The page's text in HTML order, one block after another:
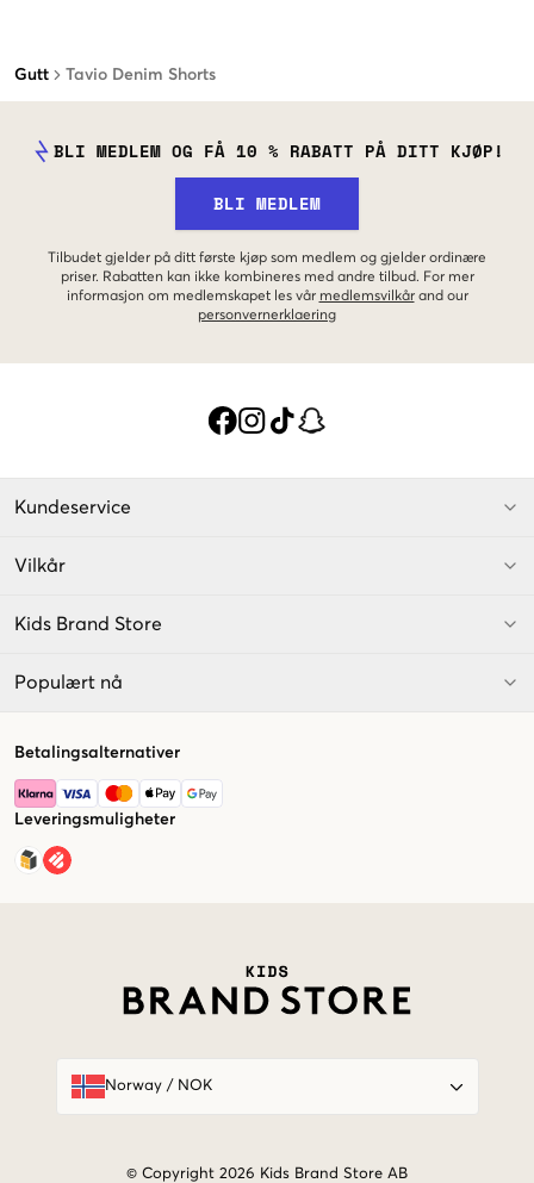
Gutt Tavio Denim Shorts
BLI MEDLEM OG FÅ 10 % RABATT PÅ DITT KJØP!
BLI MEDLEM
Tilbudet gjelder på ditt første kjøp som medlem og gjelder ordinære
priser. Rabatten kan ikke kombineres med andre tilbud. For mer
informasjon om medlemskapet les vår medlemsvilkår and our
personvernerklaering
Kundeservice
Vilkår
Kids Brand Store
Populært nå
Betalingsalternativer
Leveringsmuligheter
Norway/ NOK
© Copyright 2026 Kids Brand Store AB